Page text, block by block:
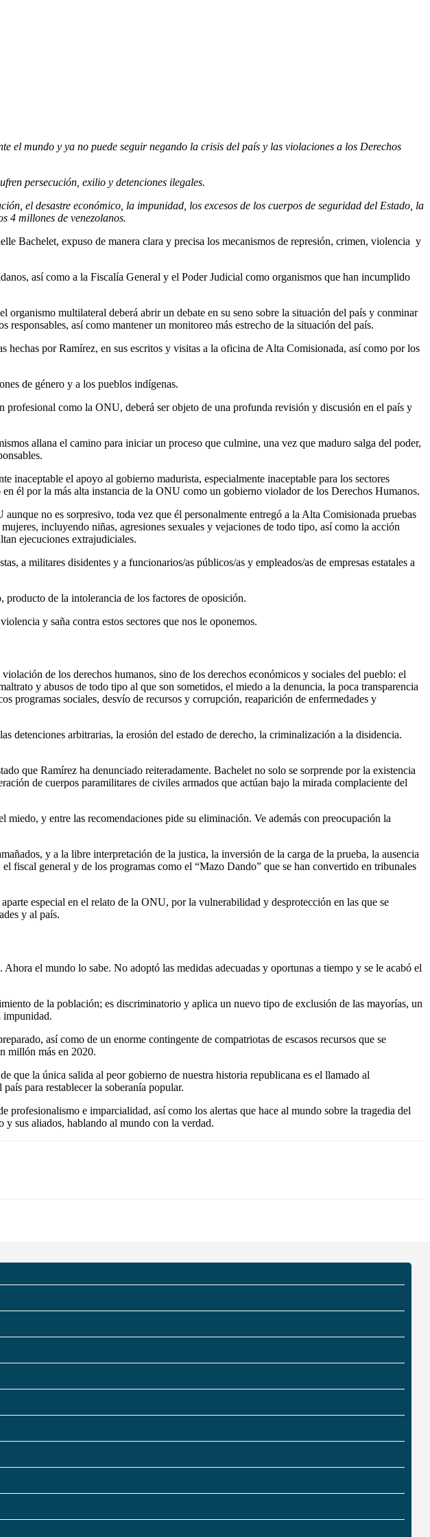
mundo y ya no puede seguir negando la crisis del país y las violaciones a los Derechos
persecución, exilio y detenciones ilegales.
el desastre económico, la impunidad, los excesos de los cuerpos de seguridad del Estado, la
4 millones de venezolanos.
Bachelet, expuso de manera clara y precisa los mecanismos de represión, crimen, violencia y
así como a la Fiscalía General y el Poder Judicial como organismos que han incumplido
multilateral deberá abrir un debate en su seno sobre la situación del país y conminar
así como mantener un monitoreo más estrecho de la situación del país.
por Ramírez, en sus escritos y visitas a la oficina de Alta Comisionada, así como por los
de género y a los pueblos indígenas.
como la ONU, deberá ser objeto de una profunda revisión y discusión en el país y
allana el camino para iniciar un proceso que culmine, una vez que maduro salga del poder,
inaceptable el apoyo al gobierno madurista, especialmente inaceptable para los sectores
él por la más alta instancia de la ONU como un gobierno violador de los Derechos Humanos.
no es sorpresivo, toda vez que él personalmente entregó a la Alta Comisionada pruebas
incluyendo niñas, agresiones sexuales y vejaciones de todo tipo, así como la acción
ejecuciones extrajudiciales.
a militares disidentes y a funcionarios/as públicos/as y empleados/as de empresas estatales a
de la intolerancia de los factores de oposición.
y saña contra estos sectores que nos le oponemos.
de los derechos humanos, sino de los derechos económicos y sociales del pueblo: el
y abusos de todo tipo al que son sometidos, el miedo a la denuncia, la poca transparencia
programas sociales, desvío de recursos y corrupción, reaparición de enfermedades y
arbitrarias, la erosión del estado de derecho, la criminalización a la disidencia.
que Ramírez ha denunciado reiteradamente. Bachelet no solo se sorprende por la existencia
de cuerpos paramilitares de civiles armados que actúan bajo la mirada complaciente del
y entre las recomendaciones pide su eliminación. Ve además con preocupación la
y a la libre interpretación de la justica, la inversión de la carga de la prueba, la ausencia
fiscal general y de los programas como el “Mazo Dando” que se han convertido en tribunales
especial en el relato de la ONU, por la vulnerabilidad y desprotección en las que se
y al país.
el mundo lo sabe. No adoptó las medidas adecuadas y oportunas a tiempo y se le acabó el
de la población; es discriminatorio y aplica un nuevo tipo de exclusión de las mayorías, un
impunidad.
así como de un enorme contingente de compatriotas de escasos recursos que se
millón más en 2020.
que la única salida al peor gobierno de nuestra historia republicana es el llamado al
para restablecer la soberanía popular.
e imparcialidad, así como los alertas que hace al mundo sobre la tragedia del
y sus aliados, hablando al mundo con la verdad.